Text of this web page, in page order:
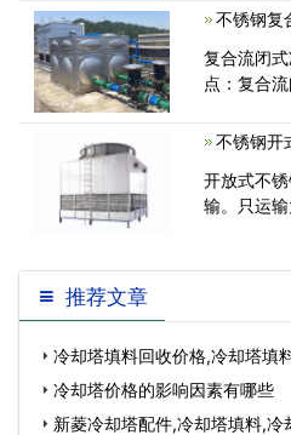
题。在总
行了改进
不锈钢复
复合流闭
点：复合
通过管道
不锈钢开
开放式不
输。只运
推荐文章
冷却塔填料回收价格,冷却塔填
冷却塔价格的影响因素有哪些
新菱冷却塔配件,冷却塔填料,